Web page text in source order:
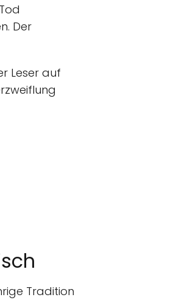
Der
Leser auf
Tradition